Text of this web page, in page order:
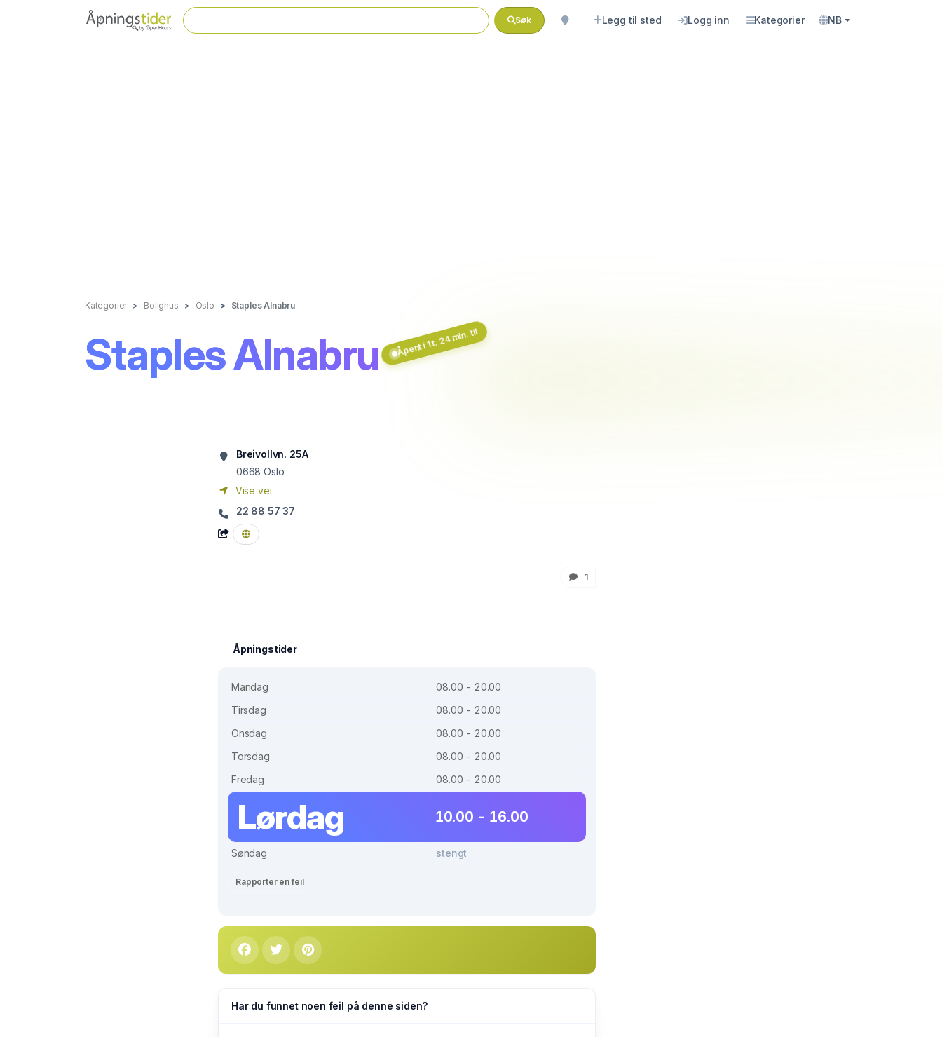
Søk Legg til sted Logg inn Kategorier NB
Kategorier Bolighus Oslo Staples Alnabru
Staples Alnabru Åpent i 1 t. 24 min. til
Breivollvn. 25A
0668 Oslo
Vise vei
22 88 57 37
1
Åpningstider
Mandag
08.00 - 20.00
Tirsdag
08.00 - 20.00
Onsdag
08.00 - 20.00
Torsdag
08.00 - 20.00
Fredag
08.00 - 20.00
Lørdag 10.00 - 16.00
Søndag stengt
Rapporter en feil
Har du funnet noen feil på denne siden?